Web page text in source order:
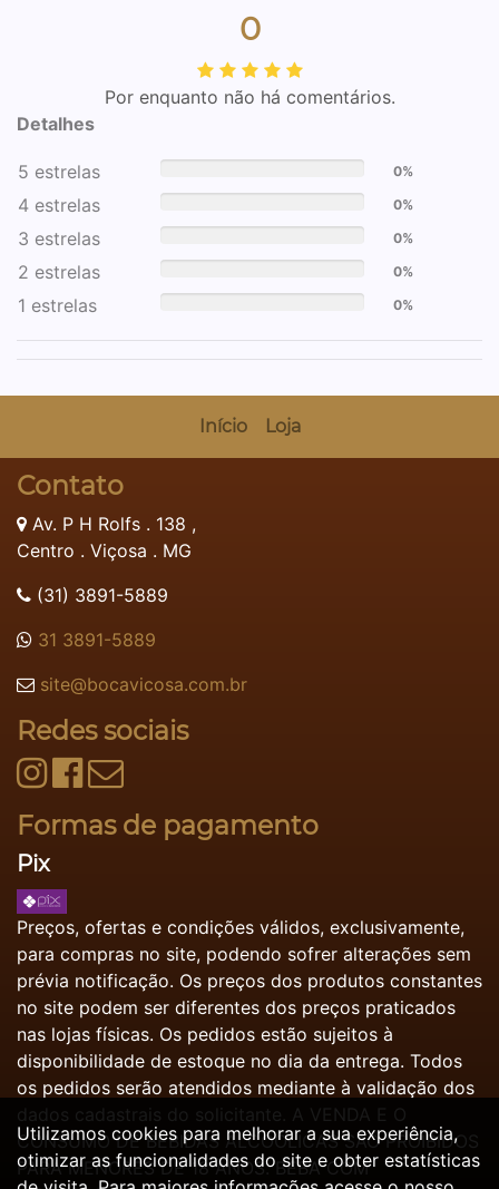
0
Por enquanto não há comentários.
Detalhes
5 estrelas 0%
4 estrelas 0%
3 estrelas 0%
2 estrelas 0%
1 estrelas 0%
Início Loja
Contato
Av. P H Rolfs . 138 ,
Centro . Viçosa . MG
(31) 3891-5889
31 3891-5889
site@bocavicosa.com.br
Redes sociais
Formas de pagamento
Pix
Preços, ofertas e condições válidos, exclusivamente,
para compras no site, podendo sofrer alterações sem
prévia notificação. Os preços dos produtos constantes
no site podem ser diferentes dos preços praticados
nas lojas físicas. Os pedidos estão sujeitos à
disponibilidade de estoque no dia da entrega. Todos
os pedidos serão atendidos mediante à validação dos
dados cadastrais do solicitante. A VENDA E O
CONSUMO DE BEBIDAS ALCOÓLICAS SÃO PROIBIDOS
PARA MENORES DE 18 ANOS. BEBA COM
Utilizamos cookies para melhorar a sua experiência,
otimizar as funcionalidades do site e obter estatísticas